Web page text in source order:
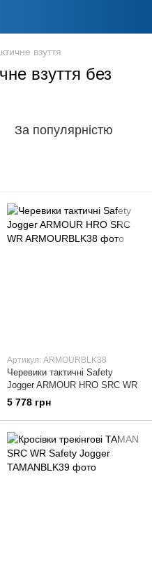
взуття
взуття без
За популярністю
Артикул: ARMOURBLK38
Черевики тактичні Safety
Jogger ARMOUR HRO SRC WR
5 778 грн